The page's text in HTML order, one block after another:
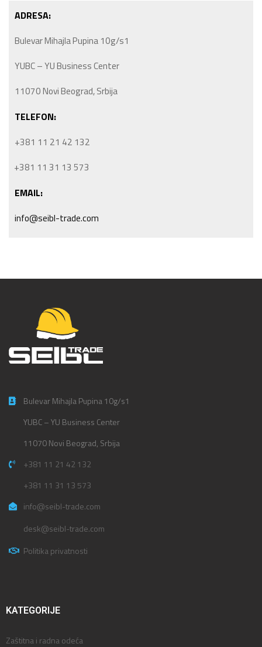
ADRESA:
Bulevar Mihajla Pupina 10g/s1
YUBC – YU Business Center
11070 Novi Beograd, Srbija
TELEFON:
+381 11 21 42 132
+381 11 31 13 573
EMAIL:
info@seibl-trade.com
Bulevar Mihajla Pupina 10g/s1
YUBC – YU Business Center
11070 Novi Beograd, Srbija
+381 11 21 42 132
+381 11 31 13 573
info@seibl-trade.com
desk@seibl-trade.com
Politika privatnosti
KATEGORIJE
Zaštitna i radna odeća